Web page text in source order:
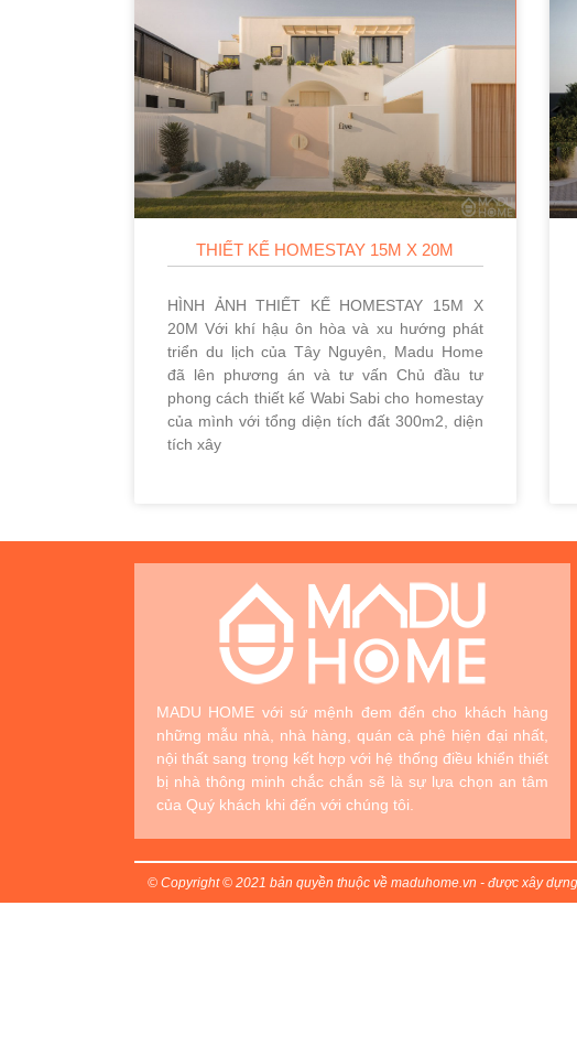
THIẾT KẾ HOMESTAY 15M X 20M
HÌNH ẢNH THIẾT KẾ HOMESTAY 15M X
20M Với khí hậu ôn hòa và xu hướng phát
triển du lịch của Tây Nguyên, Madu Home
đã lên phương án và tư vấn Chủ đầu tư
phong cách thiết kế Wabi Sabi cho homestay
của mình với tổng diện tích đất 300m2, diện
tích xây
MADU HOME với sứ mệnh đem đến cho khách hàng
những mẫu nhà, nhà hàng, quán cà phê hiện đại nhất,
nội thất sang trọng kết hợp với hệ thống điều khiển thiết
bị nhà thông minh chắc chắn sẽ là sự lựa chọn an tâm
của Quý khách khi đến với chúng tôi.
© Copyright © 2021 bản quyền thuộc về maduhome.vn - được xây